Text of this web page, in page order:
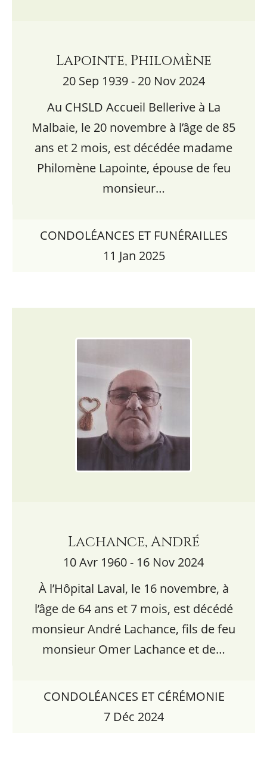
Lapointe, Philomène
20 Sep 1939 - 20 Nov 2024
Au CHSLD Accueil Bellerive à La
Malbaie, le 20 novembre à l’âge de 85
ans et 2 mois, est décédée madame
Philomène Lapointe, épouse de feu
monsieur…
CONDOLÉANCES ET FUNÉRAILLES
11 Jan 2025
Lachance, André
10 Avr 1960 - 16 Nov 2024
À l’Hôpital Laval, le 16 novembre, à
l’âge de 64 ans et 7 mois, est décédé
monsieur André Lachance, fils de feu
monsieur Omer Lachance et de…
CONDOLÉANCES ET CÉRÉMONIE
7 Déc 2024